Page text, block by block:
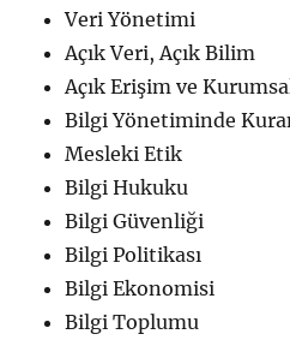
Veri Yönetimi
Açık Veri, Açık Bilim
Açık Erişim ve
Bilgi Yönetiminde
Mesleki Etik
Bilgi Hukuku
Bilgi Güvenliği
Bilgi Politikası
Bilgi Ekonomisi
Bilgi Toplumu